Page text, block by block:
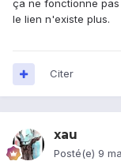
ça ne fonctionne
le lien n'existe plus.
Citer
xau
Posté(e) 9